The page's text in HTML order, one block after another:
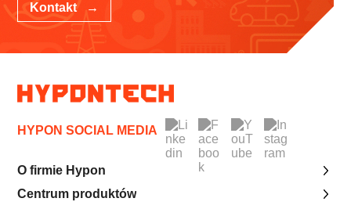
Kontakt →
HYPON SOCIAL MEDIA
O firmie Hypon
Centrum produktów